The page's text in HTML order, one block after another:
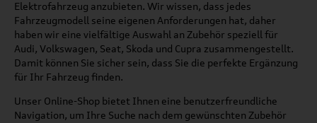
Elektrofahrzeug anzubieten. Wir wissen, dass jedes
Fahrzeugmodell seine eigenen Anforderungen hat, daher
haben wir eine vielfältige Auswahl an Zubehör speziell für
Audi, Volkswagen, Seat, Skoda und Cupra zusammengestellt.
Damit können Sie sicher sein, dass Sie die perfekte Ergänzung
für Ihr Fahrzeug finden.
Unser Online-Shop bietet Ihnen eine benutzerfreundliche
Navigation, um Ihre Suche nach dem gewünschten Zubehör